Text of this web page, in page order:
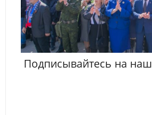
Подписывайтесь на наш